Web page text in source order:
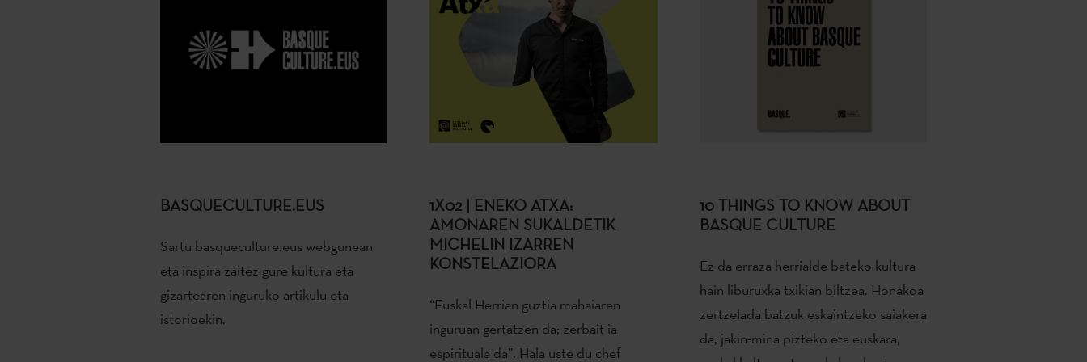
BASQUECULTURE.EUS
Sartu basqueculture.eus webgunean
eta inspira zaitez gure kultura eta
gizartearen inguruko artikulu eta
istorioekin.
1X02 | ENEKO ATXA:
AMONAREN SUKALDETIK
MICHELIN IZARREN
KONSTELAZIORA
“Euskal Herrian guztia mahaiaren
inguruan gertatzen da; zerbait ia
espirituala da”. Hala uste du chef
10 THINGS TO KNOW ABOUT
BASQUE CULTURE
Ez da erraza herrialde bateko kultura
hain liburuxka txikian biltzea. Honakoa
zertzelada batzuk eskaintzeko saiakera
da, jakin-mina pizteko eta euskara,